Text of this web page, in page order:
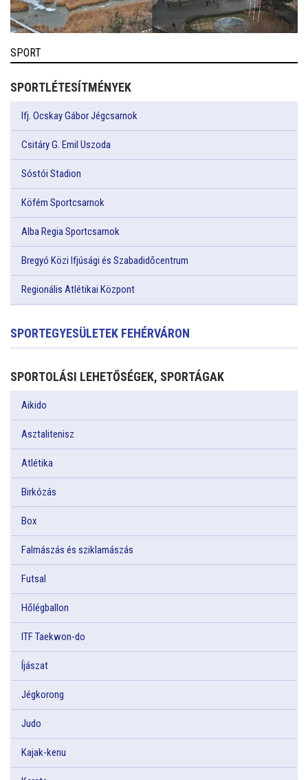
SPORT
SPORTLÉTESÍTMÉNYEK
Ifj. Ocskay Gábor Jégcsarnok
Csitáry G. Emil Uszoda
Sóstói Stadion
Köfém Sportcsarnok
Alba Regia Sportcsarnok
Bregyó Közi Ifjúsági és Szabadidőcentrum
Regionális Atlétikai Központ
SPORTEGYESÜLETEK FEHÉRVÁRON
SPORTOLÁSI LEHETŐSÉGEK, SPORTÁGAK
Aikido
Asztalitenisz
Atlétika
Birkózás
Box
Falmászás és sziklamászás
Futsal
Hőlégballon
ITF Taekwon-do
Íjászat
Jégkorong
Judo
Kajak-kenu